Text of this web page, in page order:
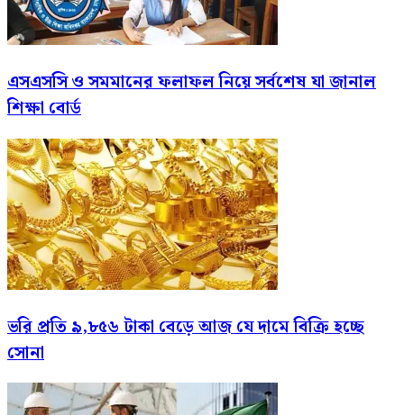
এসএসসি ও সমমানের ফলাফল নিয়ে সর্বশেষ যা জানাল
শিক্ষা বোর্ড
ভরি প্রতি ৯,৮৫৬ টাকা বেড়ে আজ যে দামে বিক্রি হচ্ছে
সোনা